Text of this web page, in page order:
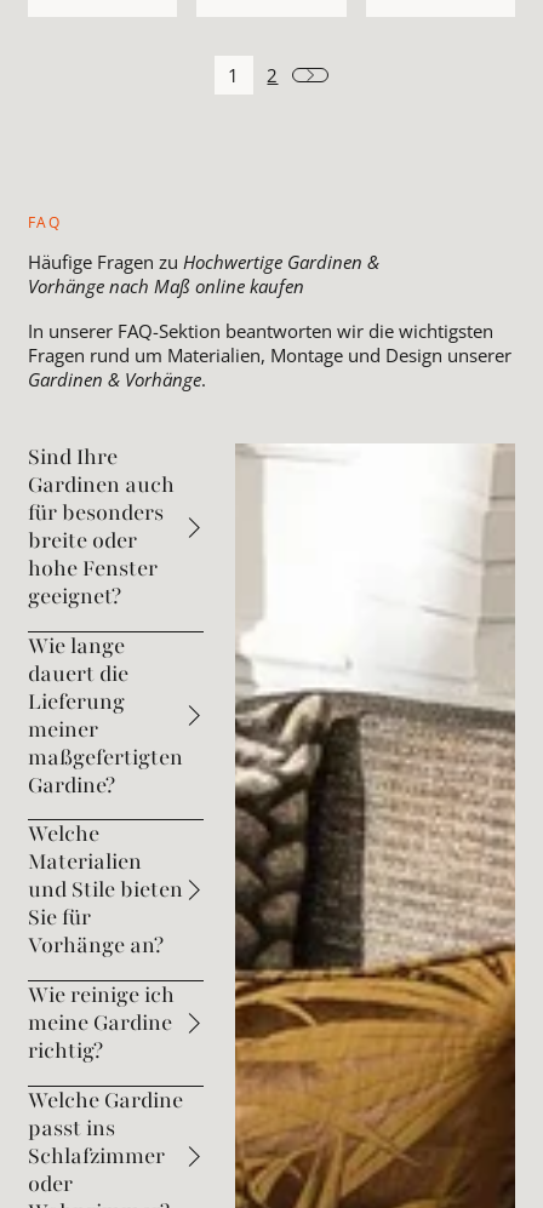
1 2
FAQ
Häufige Fragen zu Hochwertige Gardinen &
Vorhänge nach Maß online kaufen
In unserer FAQ-Sektion beantworten wir die wichtigsten
Fragen rund um Materialien, Montage und Design unserer
Gardinen & Vorhänge.
Sind Ihre
Gardinen auch
für besonders
breite oder
hohe Fenster
geeignet?
Wie lange
dauert die
Lieferung
meiner
maßgefertigten
Gardine?
Welche
Materialien
und Stile bieten
Sie für
Vorhänge an?
Wie reinige ich
meine Gardine
richtig?
Welche Gardine
passt ins
Schlafzimmer
oder